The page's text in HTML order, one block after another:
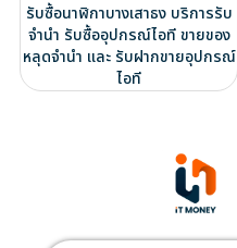
รับซื้อนาฬิกาบางเสาธง บริการรับ
จำนำ รับซื้ออุปกรณ์ไอที ขายของ
หลุดจำนำ และ รับฝากขายอุปกรณ์
ไอที